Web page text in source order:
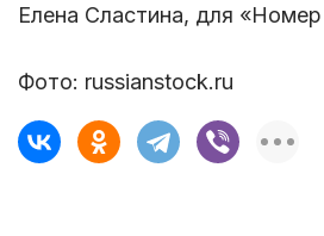
Елена Сластина, для
Фото: russianstock.ru